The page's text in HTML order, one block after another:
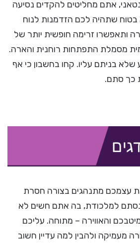
אתם מחליטים להקדים נסיעה
שתהיה לכם הזדמנות לנוח
ותאפשרו זרימה חופשית יותר של
מסמלת התפתחות רוחנית והארה.
שלא בניתם עליו. קחו בחשבון כי אף
כך סתם.
עצמכם מתנהגים בצורה חסרת
למלכודת, בה אתם חשים לא
והאווירה – מתוחה. עליכם
מעמיקה ולהבין למה עדיין חשוב